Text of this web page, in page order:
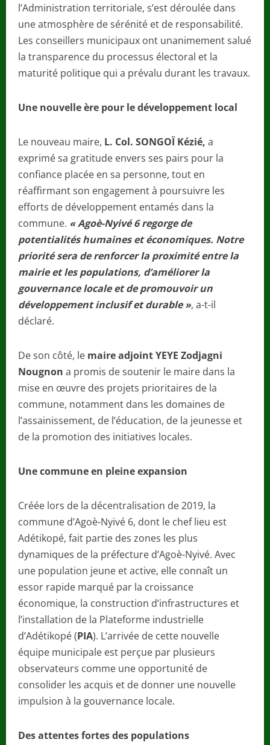
l’Administration territoriale, s’est déroulée dans
une atmosphère de sérénité et de responsabilité.
Les conseillers municipaux ont unanimement salué
la transparence du processus électoral et la
maturité politique qui a prévalu durant les travaux.
Une nouvelle ère pour le développement local
Le nouveau maire, L. Col. SONGOÏ Kézié, a
exprimé sa gratitude envers ses pairs pour la
confiance placée en sa personne, tout en
réaffirmant son engagement à poursuivre les
efforts de développement entamés dans la
commune. « Agoè-Nyivé 6 regorge de
potentialités humaines et économiques. Notre
priorité sera de renforcer la proximité entre la
mairie et les populations, d’améliorer la
gouvernance locale et de promouvoir un
développement inclusif et durable », a-t-il
déclaré.
De son côté, le maire adjoint YEYE Zodjagni
Nougnon a promis de soutenir le maire dans la
mise en œuvre des projets prioritaires de la
commune, notamment dans les domaines de
l’assainissement, de l’éducation, de la jeunesse et
de la promotion des initiatives locales.
Une commune en pleine expansion
Créée lors de la décentralisation de 2019, la
commune d’Agoè-Nyivé 6, dont le chef lieu est
Adétikopé, fait partie des zones les plus
dynamiques de la préfecture d’Agoè-Nyivé. Avec
une population jeune et active, elle connaît un
essor rapide marqué par la croissance
économique, la construction d’infrastructures et
l’installation de la Plateforme industrielle
d’Adétikopé (PIA). L’arrivée de cette nouvelle
équipe municipale est perçue par plusieurs
observateurs comme une opportunité de
consolider les acquis et de donner une nouvelle
impulsion à la gouvernance locale.
Des attentes fortes des populations